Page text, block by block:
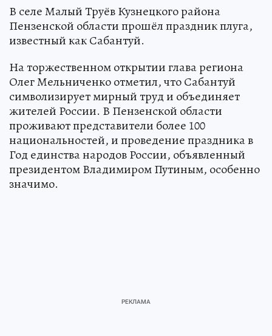
В селе Малый Труёв Кузнецкого района
Пензенской области прошёл праздник плуга,
известный как Сабантуй.
На торжественном открытии глава региона
Олег Мельниченко отметил, что Сабантуй
символизирует мирный труд и объединяет
жителей России. В Пензенской области
проживают представители более 100
национальностей, и проведение праздника в
Год единства народов России, объявленный
президентом Владимиром Путиным, особенно
значимо.